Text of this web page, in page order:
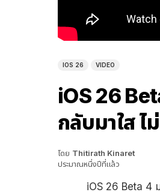
IOS 26 VIDEO
iOS 26
กลับมาใส
โดย Thitirath Kinaret
ประมาณหนึ่งปีที่แล้ว
iOS 26 Beta 4